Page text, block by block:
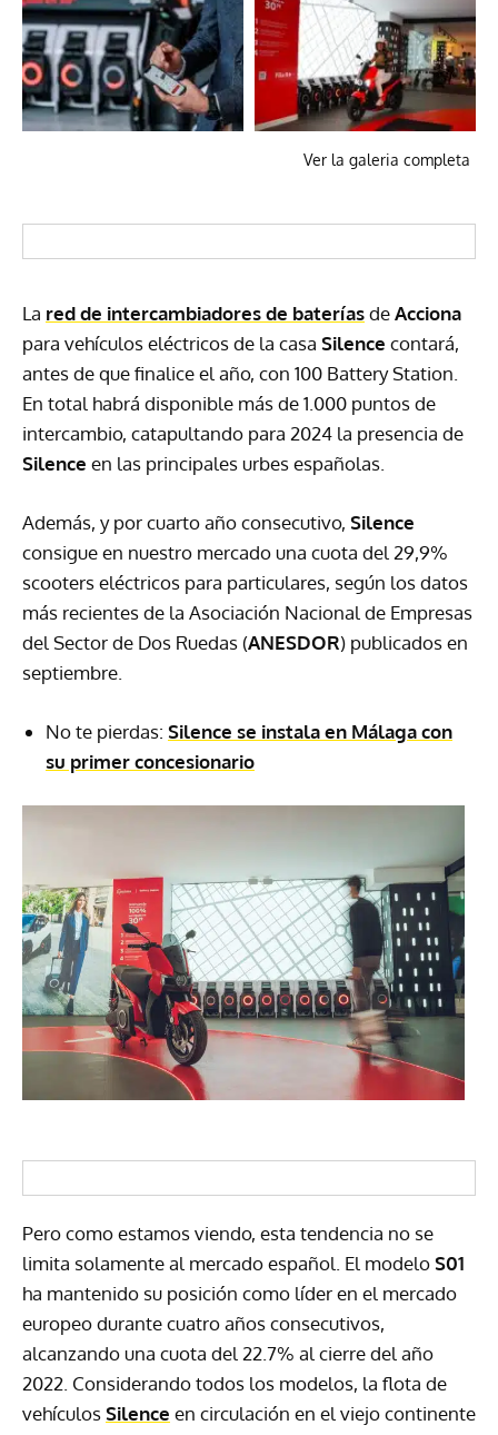
Ver la galeria completa
La red de intercambiadores de bateríasdeAcciona
para vehículos eléctricos de la casa Silence contará,
antes de que finalice el año, con 100 Battery Station.
En total habrá disponible más de 1.000 puntos de
intercambio, catapultando para 2024 la presencia de
Silence en las principales urbes españolas.
Además, y por cuarto año consecutivo, Silence
consigue en nuestro mercado una cuota del 29,9%
scooters eléctricos para particulares, según los datos
más recientes de la Asociación Nacional de Empresas
del Sector de Dos Ruedas (ANESDOR) publicados en
septiembre.
No te pierdas: Silence se instala en Málaga con
su primer concesionario
Pero como estamos viendo, esta tendencia no se
limita solamente al mercado español. El modeloS01
ha mantenido su posición como líder en el mercado
europeo durante cuatro años consecutivos,
alcanzando una cuota del 22.7% al cierre del año
2022. Considerando todos los modelos, la flota de
vehículosSilence en circulación en el viejo continente